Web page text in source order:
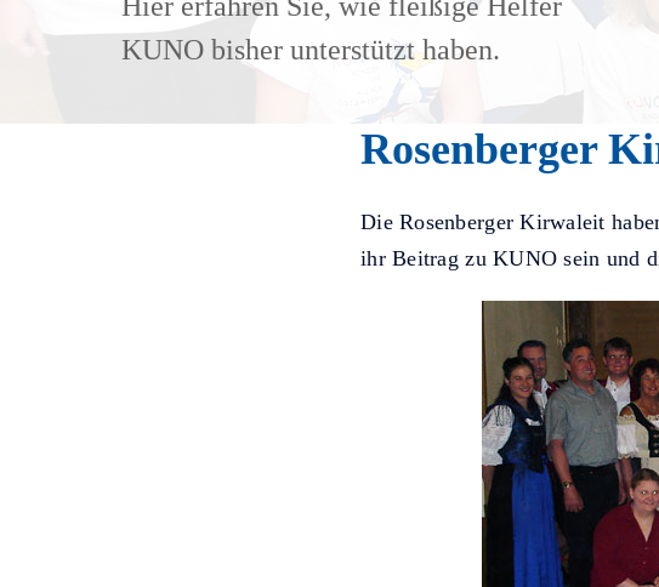
KUNO bisher unterstützt haben.
Rosenberger
Die Rosenberger Kirwaleit
ihr Beitrag zu KUNO sein und